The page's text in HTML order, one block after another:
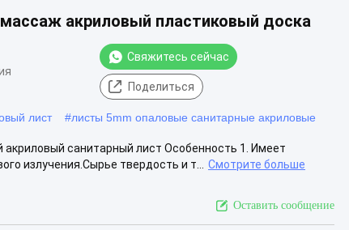
акриловый пластиковый доска
Свяжитесь сейчас
Поделиться
лист #листы 5mm опаловые санитарные акриловые
санитарный лист Особенность 1. Имеет
излучения.Сырье твердость и т...
Смотрите больше
Оставить сообщение